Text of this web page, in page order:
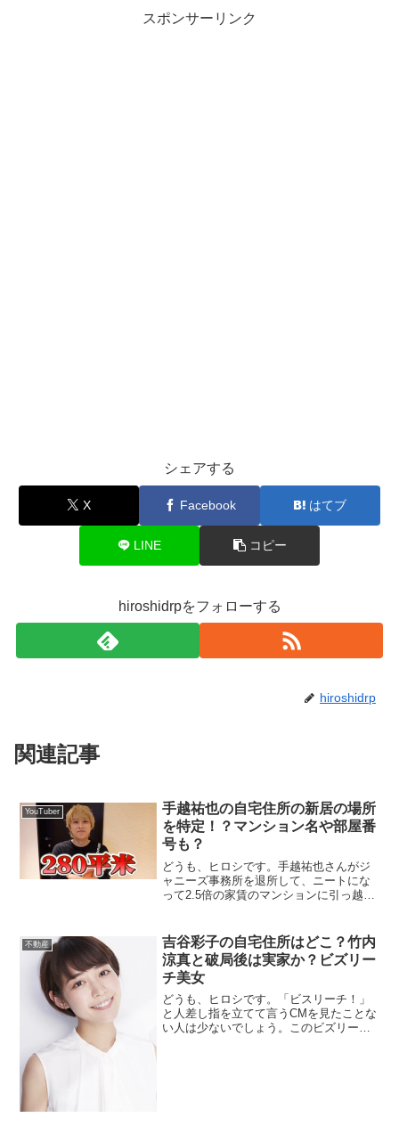
スポンサーリンク
シェアする
X Facebook はてブ
LINE コピー
hiroshidrpをフォローする
hiroshidrp
関連記事
YouTuber
手越祐也の自宅住所の新居の場所
を特定！？マンション名や部屋番
号も？
どうも、ヒロシです。手越祐也さんがジ
ャニーズ事務所を退所して、ニートにな
って2.5倍の家賃のマンションに引っ越し
公開しているそうです。それがこちらで
す。↓↓↓私も、元不動産屋なので、その
自...
不動産
吉谷彩子の自宅住所はどこ？竹内
涼真と破局後は実家か？ビズリー
チ美女
どうも、ヒロシです。「ビスリーチ！」
と人差し指を立てて言うCMを見たことな
い人は少ないでしょう。このビズリーチ